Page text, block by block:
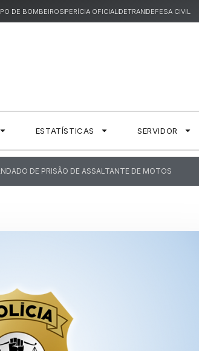
DE BOMBEIROSPERÍCIA OFICIALDETRANDEFESA CIVIL
ESTATÍSTICAS SERVIDOR
DE PRISÃO DE ASSALTANTE DE MOTOS